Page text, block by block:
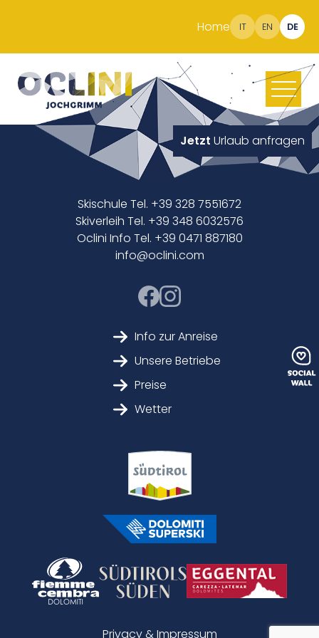
Home IT EN DE
Jetzt Urlaub anfragen
Skischule Tel. +39 328 7551672
Skiverleih Tel. +39 348 6032576
Oclini Info Tel. +39 0471 887180
info@oclini.com
Info zur Anreise
Unsere Betriebe
Preise
Wetter
Privacy & Impressum